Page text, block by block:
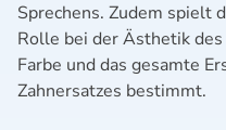
Sprechens. Zudem spielt
Rolle bei der Ästhetik
Farbe und das gesamte
Zahnersatzes bestimmt.